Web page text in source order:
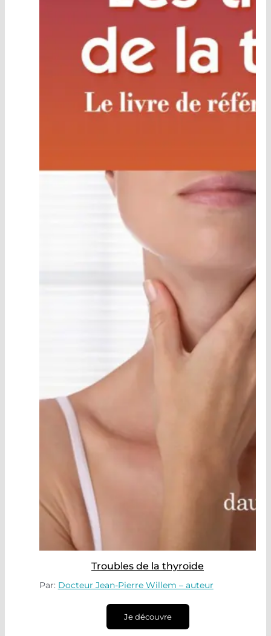
Troubles de la thyroïde
Par: Docteur Jean-Pierre Willem – auteur
Je découvre